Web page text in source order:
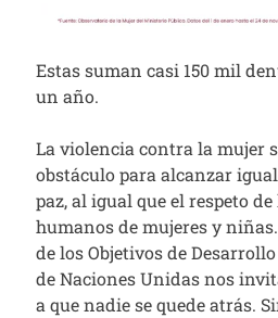
Estas suman casi 150 mil
un año.
La violencia contra la mujer
obstáculo para alcanzar
paz, al igual que el respeto
humanos de mujeres y
de los Objetivos de
de Naciones Unidas nos
a que nadie se quede atrás.